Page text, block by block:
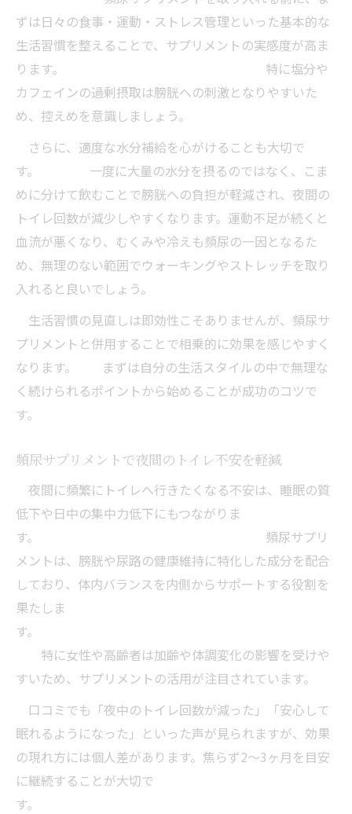
ずは日々の食事・運動・ストレス管理といった基本的な
生活習慣を整えることで、サプリメントの実感度が高ま
ります。 特に塩分や
カフェインの過剰摂取は膀胱への刺激となりやすいた
め、控えめを意識しましょう。
さらに、適度な水分補給を心がけることも大切で
す。 一度に大量の水分を摂るのではなく、こま
めに分けて飲むことで膀胱への負担が軽減され、夜間の
トイレ回数が減少しやすくなります。運動不足が続くと
血流が悪くなり、むくみや冷えも頻尿の一因となるた
め、無理のない範囲でウォーキングやストレッチを取り
入れると良いでしょう。
生活習慣の見直しは即効性こそありませんが、頻尿サ
プリメントと併用することで相乗的に効果を感じやすく
なります。 まずは自分の生活スタイルの中で無理な
く続けられるポイントから始めることが成功のコツで
す。
頻尿サプリメントで夜間のトイレ不安を軽減
夜間に頻繁にトイレへ行きたくなる不安は、睡眠の質
低下や日中の集中力低下にもつながりま
す。 頻尿サプリ
メントは、膀胱や尿路の健康維持に特化した成分を配合
しており、体内バランスを内側からサポートする役割を
果たしま
す。
特に女性や高齢者は加齢や体調変化の影響を受けや
すいため、サプリメントの活用が注目されています。
口コミでも「夜中のトイレ回数が減った」「安心して
眠れるようになった」といった声が見られますが、効果
の現れ方には個人差があります。焦らず2〜3ヶ月を目安
に継続することが大切で
す。